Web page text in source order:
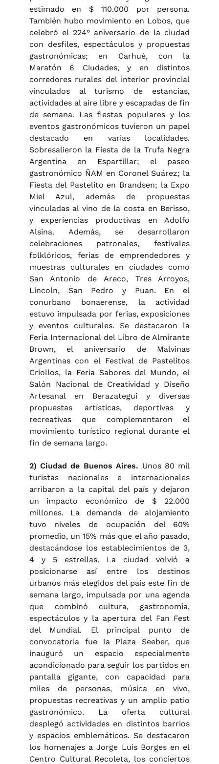
estimado en $ 110.000 por persona.
También hubo movimiento en Lobos, que
celebró el 224° aniversario de la ciudad
con desfiles, espectáculos y propuestas
gastronómicas; en Carhué, con la
Maratón 6 Ciudades, y en distintos
corredores rurales del interior provincial
vinculados al turismo de estancias,
actividades al aire libre y escapadas de fin
de semana. Las fiestas populares y los
eventos gastronómicos tuvieron un papel
destacado en varias localidades.
Sobresalieron la Fiesta de la Trufa Negra
Argentina en Espartillar; el paseo
gastronómico ÑAM en Coronel Suárez; la
Fiesta del Pastelito en Brandsen; la Expo
Miel Azul, además de propuestas
vinculadas al vino de la costa en Berisso,
y experiencias productivas en Adolfo
Alsina. Además, se desarrollaron
celebraciones patronales, festivales
folklóricos, ferias de emprendedores y
muestras culturales en ciudades como
San Antonio de Areco, Tres Arroyos,
Lincoln, San Pedro y Puan. En el
conurbano bonaerense, la actividad
estuvo impulsada por ferias, exposiciones
y eventos culturales. Se destacaron la
Feria Internacional del Libro de Almirante
Brown, el aniversario de Malvinas
Argentinas con el Festival de Pastelitos
Criollos, la Feria Sabores del Mundo, el
Salón Nacional de Creatividad y Diseño
Artesanal en Berazategui y diversas
propuestas artísticas, deportivas y
recreativas que complementaron el
movimiento turístico regional durante el
fin de semana largo.
2) Ciudad de Buenos Aires. Unos 80 mil
turistas nacionales e internacionales
arribaron a la capital del país y dejaron
un impacto económico de $ 22.000
millones. La demanda de alojamiento
tuvo niveles de ocupación del 60%
promedio, un 15% más que el año pasado,
destacándose los establecimientos de 3,
4 y 5 estrellas. La ciudad volvió a
posicionarse así entre los destinos
urbanos más elegidos del país este fin de
semana largo, impulsada por una agenda
que combinó cultura, gastronomía,
espectáculos y la apertura del Fan Fest
del Mundial. El principal punto de
convocatoria fue la Plaza Seeber, que
inauguró un espacio especialmente
acondicionado para seguir los partidos en
pantalla gigante, con capacidad para
miles de personas, música en vivo,
propuestas recreativas y un amplio patio
gastronómico. La oferta cultural
desplegó actividades en distintos barrios
y espacios emblemáticos. Se destacaron
los homenajes a Jorge Luis Borges en el
Centro Cultural Recoleta, los conciertos